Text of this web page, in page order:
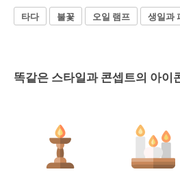
타다 불꽃 오일 램프 생일과
똑같은 스타일과 콘셉트의 아이